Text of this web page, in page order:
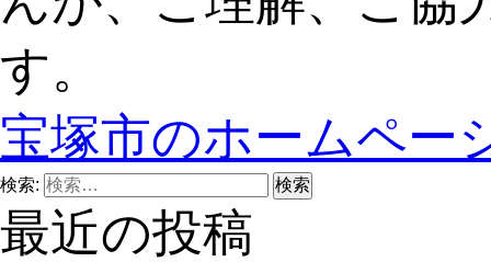
す。
宝塚市のホームペー
検索:
最近の投稿